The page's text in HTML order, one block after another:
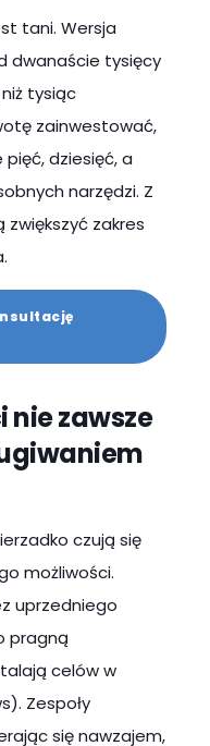
tani. Wersja
dwanaście tysięcy
tysiąc
zainwestować,
dziesięć, a
narzędzi. Z
zakres
nie zawsze
czują się
możliwości.
uprzedniego
pragną
celów w
Zespoły
się nawzajem,